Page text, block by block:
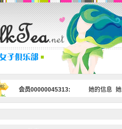
会员00000045313: 她的信息